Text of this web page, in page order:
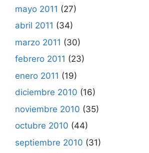
mayo 2011 (27)
abril 2011 (34)
marzo 2011 (30)
febrero 2011 (23)
enero 2011 (19)
diciembre 2010 (16)
noviembre 2010 (35)
octubre 2010 (44)
septiembre 2010 (31)